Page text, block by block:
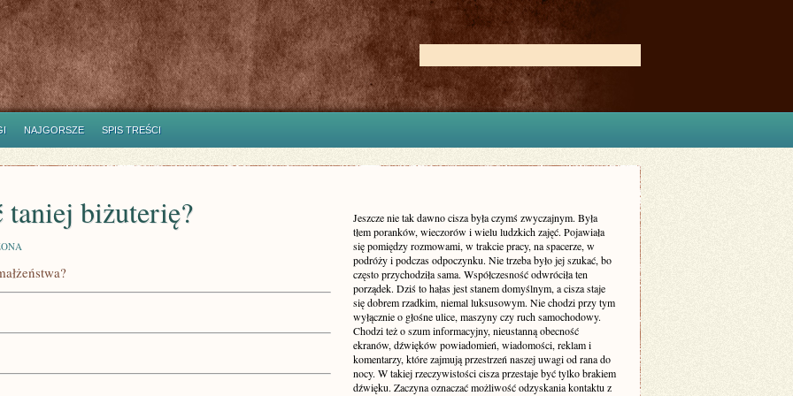
NAJGORSZE SPIS TREŚCI
biżuterię?
Jeszcze nie tak dawno cisza była czymś zwyczajnym. Była
tłem poranków, wieczorów i wielu ludzkich zajęć. Pojawiała
się pomiędzy rozmowami, w trakcie pracy, na spacerze, w
podróży i podczas odpoczynku. Nie trzeba było jej szukać, bo
często przychodziła sama. Współczesność odwróciła ten
porządek. Dziś to hałas jest stanem domyślnym, a cisza staje
się dobrem rzadkim, niemal luksusowym. Nie chodzi przy tym
wyłącznie o głośne ulice, maszyny czy ruch samochodowy.
Chodzi też o szum informacyjny, nieustanną obecność
ekranów, dźwięków powiadomień, wiadomości, reklam i
komentarzy, które zajmują przestrzeń naszej uwagi od rana do
nocy. W takiej rzeczywistości cisza przestaje być tylko brakiem
dźwięku. Zaczyna oznaczać możliwość odzyskania kontaktu z